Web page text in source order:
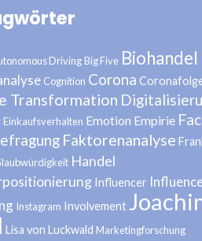
Driving Big Five Biohandel
Cognition Corona
Transformation
Einkaufsverhalten Emotion Empirie
Faktorenanalyse
Handel
Influencer
Instagram Involvement
Lisa von Luckwald Marketingforschung